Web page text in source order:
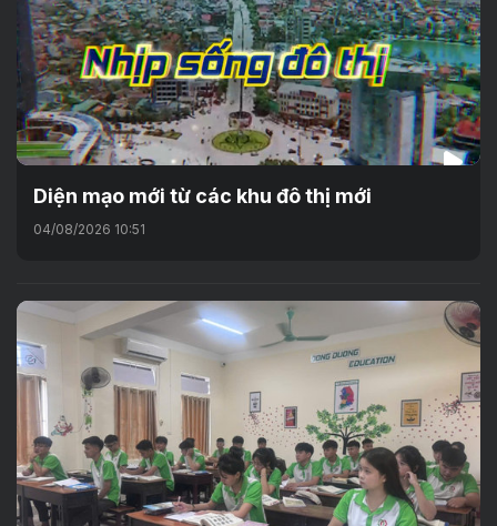
Diện mạo mới từ các khu đô thị mới
04/08/2026 10:51